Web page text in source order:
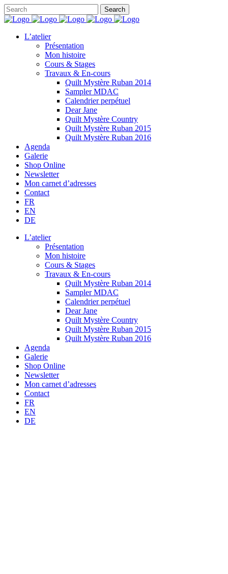
L’atelier
Présentation
Mon histoire
Cours & Stages
Travaux & En-cours
Quilt Mystère Ruban 2014
Sampler MDAC
Calendrier perpétuel
Dear Jane
Quilt Mystère Country
Quilt Mystère Ruban 2015
Quilt Mystère Ruban 2016
Agenda
Galerie
Shop Online
Newsletter
Mon carnet d’adresses
Contact
FR
EN
DE
L’atelier
Présentation
Mon histoire
Cours & Stages
Travaux & En-cours
Quilt Mystère Ruban 2014
Sampler MDAC
Calendrier perpétuel
Dear Jane
Quilt Mystère Country
Quilt Mystère Ruban 2015
Quilt Mystère Ruban 2016
Agenda
Galerie
Shop Online
Newsletter
Mon carnet d’adresses
Contact
FR
EN
DE